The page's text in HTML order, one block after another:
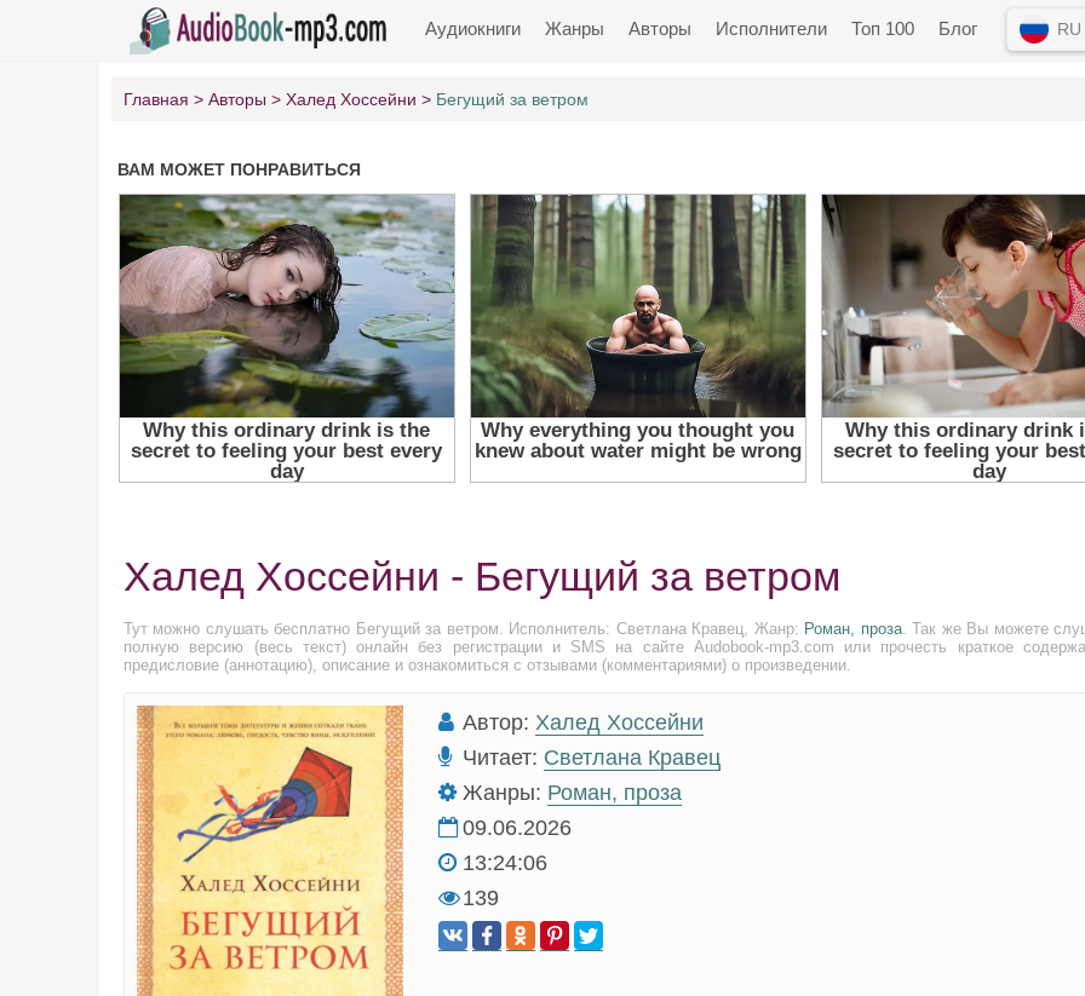
Аудиокниги Жанры Авторы Исполнители Топ 100 Блог RU
Главная Авторы Халед Хоссейни Бегущий за ветром
Халед Хоссейни - Бегущий за ветром
Тут можно слушать бесплатно Бегущий за ветром. Исполнитель: Светлана Кравец, Жанр: Роман, проза. Так же Вы можете
полную версию (весь текст) онлайн без регистрации и SMS на сайте Audobook-mp3.com или прочесть краткое
предисловие (аннотацию), описание и ознакомиться с отзывами (комментариями) о произведении.
Автор: Халед Хоссейни
Читает: Светлана Кравец
Жанры: Роман, проза
09.06.2026
13:24:06
139